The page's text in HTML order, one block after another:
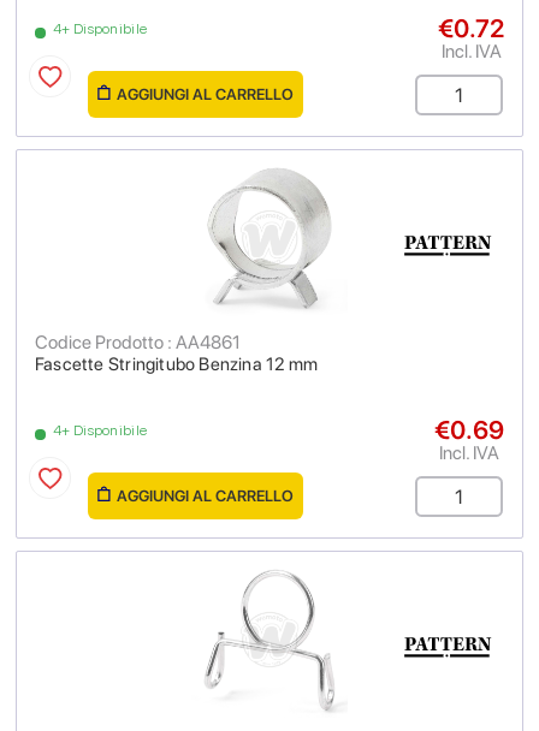
4+ Disponibile €0.72
Incl. IVA
AGGIUNGI AL CARRELLO
Fascette Stringitubo Benzina 12 mm
Codice Prodotto : AA4861
4+ Disponibile €0.69
Incl. IVA
AGGIUNGI AL CARRELLO